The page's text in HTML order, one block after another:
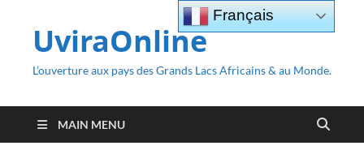
UviraOnline
L’ouverture aux pays des Grands Lacs Africains & au Monde.
MAIN MENU
Français